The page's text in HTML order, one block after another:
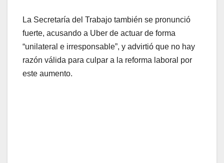
La Secretaría del Trabajo también se pronunció
fuerte, acusando a Uber de actuar de forma
“unilateral e irresponsable”, y advirtió que no hay
razón válida para culpar a la reforma laboral por
este aumento.